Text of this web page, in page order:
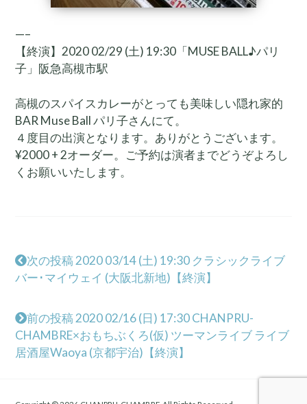
—–
【終演】2020 02/29 (土) 19:30「MUSE BALL♪パリ
子」阪急高槻市駅
高槻のスパイスカレーがとっても美味しい隠れ家的
BAR Muse Ball パリ子さんにて。
４度目の出演となります。ありがとうございます。
¥2000 + 2オーダー。ご予約は演者までどうぞよろし
くお願いいたします。
次の投稿 2020 03/14 (土) 19:30 クラシックライブ
バー･マイウェイ (大阪北新地)【終演】
前の投稿 2020 02/16 (日) 17:30 CHANPRU-
CHAMBRE×おもちぶくろ(仮) ツーマンライブ ライブ
居酒屋Waoya (京都宇治)【終演】